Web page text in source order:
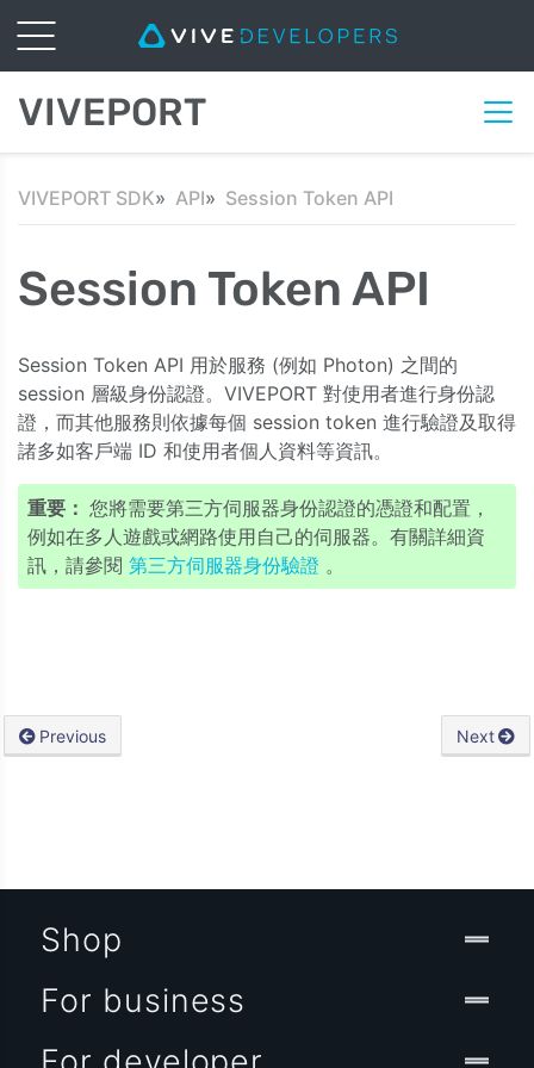
VIVEPORT
VIVEPORT SDK API Session Token API
Session Token API
Session Token API 用於服務 (例如 Photon) 之間的
session 層級身份認證。VIVEPORT 對使用者進行身份認
證，而其他服務則依據每個 session token 進行驗證及取得
諸多如客戶端 ID 和使用者個人資料等資訊。
重要： 您將需要第三方伺服器身份認證的憑證和配置，
例如在多人遊戲或網路使用自己的伺服器。有關詳細資
訊，請參閱 第三方伺服器身份驗證 。
Previous Next
Shop
For business